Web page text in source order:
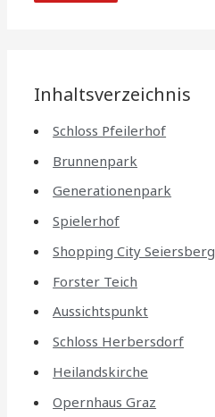
Inhaltsverzeichnis
Schloss Pfeilerhof
Brunnenpark
Generationenpark
Spielerhof
Shopping City Seiersberg
Forster Teich
Aussichtspunkt
Schloss Herbersdorf
Heilandskirche
Opernhaus Graz